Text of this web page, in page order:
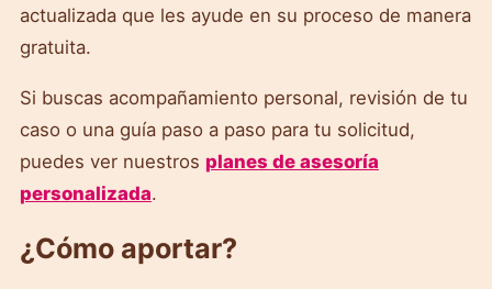
actualizada que les ayude en su proceso de manera
gratuita.
Si buscas acompañamiento personal, revisión de tu
caso o una guía paso a paso para tu solicitud,
puedes ver nuestros planes de asesoría
personalizada.
¿Cómo aportar?